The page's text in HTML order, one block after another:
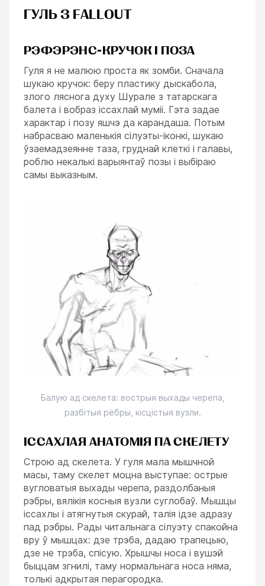
ГУЛЬ З FALLOUT
РЭФЭРЭНС-КРУЧОК І ПОЗА
Гуля я не малюю проста як зомби. Сначала
шукаю кручок: беру пластику дыскабола,
злого ляснога духу Шурале з татарскага
балета і вобраз іссахлай муміі. Гэта задае
характар і позу яшчэ да карандаша. Потым
набрасваю маленькія сілуэты-іконкі, шукаю
ўзаемадзеянне таза, груднай клеткі і галавы,
роблю некалькі варыянтаў позы і выбіраю
самы выказным.
Балую ад скелета: вострыя выхады черепа,
разбітыя рёбры, кісцістыя вузли.
ІССАХЛАЯ АНАТОМІЯ ПА СКЕЛЕТУ
Строю ад скелета. У гуля мала мышчной
масы, таму скелет моцна выступае: острые
вугловатыя выхады черепа, раздолбаныя
рэбры, вялікія косныя вузли суглобаў. Мышцы
іссахлы і атягнутыя скурай, талія ідзе адразу
пад рэбры. Рады читальнага сілуэту спакойна
вру ў мышцах: дзе трэба, дадаю трапецыю,
дзе не трэба, спісую. Хрышчы носа і вушэй
быццам згнилі, таму нормальнага носа няма,
толькі адкрытая перагородка.